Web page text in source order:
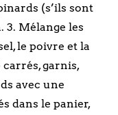
(s’ils sont
3. Mélange les
le poivre et la
carrés, garnis,
avec une
dans le panier,